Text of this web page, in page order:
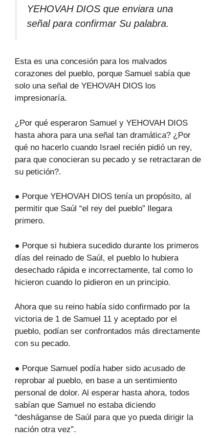
YEHOVAH DIOS que enviara una
señal para confirmar Su palabra.
Esta es una concesión para los malvados
corazones del pueblo, porque Samuel sabía que
solo una señal de YEHOVAH DIOS los
impresionaría.
¿Por qué esperaron Samuel y YEHOVAH DIOS
hasta ahora para una señal tan dramática? ¿Por
qué no hacerlo cuando Israel recién pidió un rey,
para que conocieran su pecado y se retractaran de
su petición?.
● Porque YEHOVAH DIOS tenía un propósito, al
permitir que Saúl “el rey del pueblo” llegara
primero.
● Porque si hubiera sucedido durante los primeros
días del reinado de Saúl, el pueblo lo hubiera
desechado rápida e incorrectamente, tal como lo
hicieron cuando lo pidieron en un principio.
Ahora que su reino había sido confirmado por la
victoria de 1 de Samuel 11 y aceptado por el
pueblo, podían ser confrontados más directamente
con su pecado.
● Porque Samuel podía haber sido acusado de
reprobar al pueblo, en base a un sentimiento
personal de dolor. Al esperar hasta ahora, todos
sabían que Samuel no estaba diciendo
“desháganse de Saúl para que yo pueda dirigir la
nación otra vez”.